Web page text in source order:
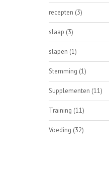
recepten (3)
slaap (3)
slapen (1)
Stemming (1)
Supplementen (11)
Training (11)
Voeding (32)